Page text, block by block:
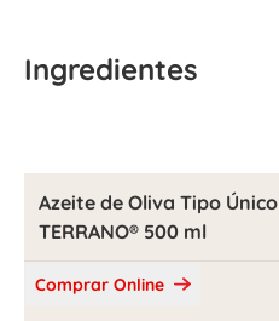
Ingredientes
Azeite de Oliva Tipo Único
TERRANO® 500 ml
Comprar Online